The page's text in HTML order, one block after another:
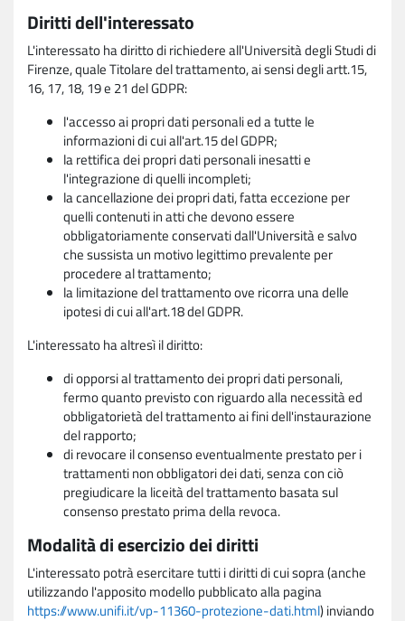
Diritti dell'interessato
L'interessato ha diritto di richiedere all'Università degli Studi di
Firenze, quale Titolare del trattamento, ai sensi degli artt.15,
16, 17, 18, 19 e 21 del GDPR:
l'accesso ai propri dati personali ed a tutte le
informazioni di cui all'art.15 del GDPR;
la rettifica dei propri dati personali inesatti e
l'integrazione di quelli incompleti;
la cancellazione dei propri dati, fatta eccezione per
quelli contenuti in atti che devono essere
obbligatoriamente conservati dall'Università e salvo
che sussista un motivo legittimo prevalente per
procedere al trattamento;
la limitazione del trattamento ove ricorra una delle
ipotesi di cui all'art.18 del GDPR.
L'interessato ha altresì il diritto:
di opporsi al trattamento dei propri dati personali,
fermo quanto previsto con riguardo alla necessità ed
obbligatorietà del trattamento ai fini dell'instaurazione
del rapporto;
di revocare il consenso eventualmente prestato per i
trattamenti non obbligatori dei dati, senza con ciò
pregiudicare la liceità del trattamento basata sul
consenso prestato prima della revoca.
Modalità di esercizio dei diritti
L'interessato potrà esercitare tutti i diritti di cui sopra (anche
utilizzando l'apposito modello pubblicato alla pagina
https://www.unifi.it/vp-11360-protezione-dati.html) inviando